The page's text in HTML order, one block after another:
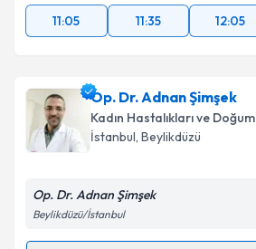
11:05
11:35 12:05
Op. Dr. Adnan Şimşek
Kadın Hastalıkları ve Doğum
İstanbul, Beylikdüzü
Op. Dr. Adnan Şimşek
Beylikdüzü/İstanbul